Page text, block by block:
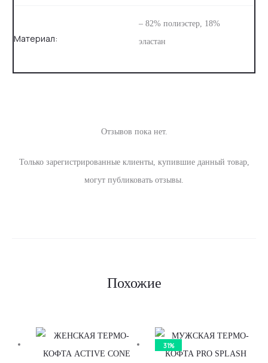
Материал:
– 82% полиэстер, 18%
эластан
О
Отзывов пока нет.
Только зарегистрированные клиенты, купившие данный товар,
могут публиковать отзывы.
Похожие
31%